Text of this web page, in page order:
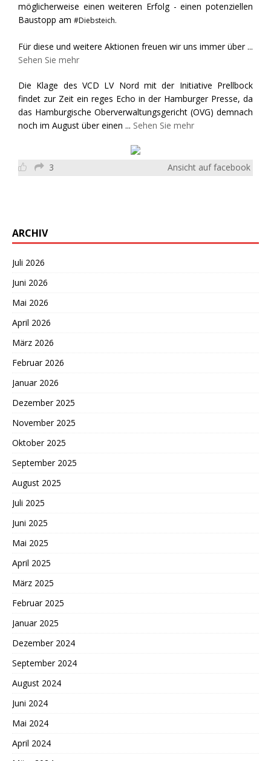
möglicherweise einen weiteren Erfolg - einen potenziellen
Baustopp am #Diebsteich.
Für diese und weitere Aktionen freuen wir uns immer über...
Sehen Sie mehr
Die Klage des VCD LV Nord mit der Initiative Prellbock
findet zur Zeit ein reges Echo in der Hamburger Presse, da
das Hamburgische Oberverwaltungsgericht (OVG) demnach
noch im August über einen ... Sehen Sie mehr
3 Ansicht auf facebook
ARCHIV
Juli 2026
Juni 2026
Mai 2026
April 2026
März 2026
Februar 2026
Januar 2026
Dezember 2025
November 2025
Oktober 2025
September 2025
August 2025
Juli 2025
Juni 2025
Mai 2025
April 2025
März 2025
Februar 2025
Januar 2025
Dezember 2024
September 2024
August 2024
Juni 2024
Mai 2024
April 2024